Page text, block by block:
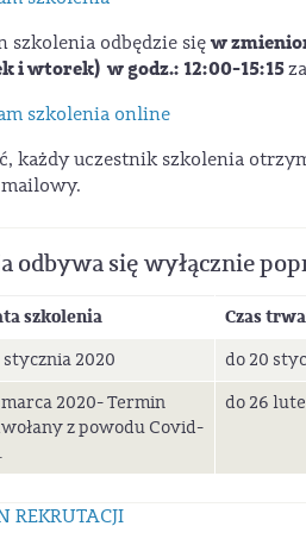
szkolenia odbędzie sięw
i wtorek) w godz.: 12:00-15:15
szkolenia online
każdy uczestnik szkolenia
odbywa się wyłącznie
szkolenia Czas
stycznia 2020 do 20
marca 2020- Termin
z powodu Covid-
do 26
REKRUTACJI